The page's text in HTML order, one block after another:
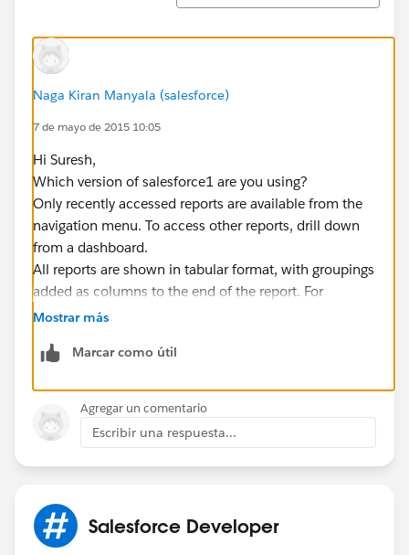
Naga Kiran Manyala (salesforce)
7 de mayo de 2015 10:05
Hi Suresh,
Which version of salesforce1 are you using?
Only recently accessed reports are available from the
navigation menu. To access other reports, drill down
from a dashboard.
All reports are shown in tabular format, with groupings
added as columns to the end of the report. For
example, on a summary report grouped by Industry
of the report. Reports with the joined format are not
Please follow the below link for more info
http://releasenotes.docs.salesforce.com/en-
us/spring15/release-
notes/rn_mobile_salesforce1_newfeat_s1reporting_re
Best Regards
Naga Kiran
Mostrar más
Marcar como útil
Agregar un comentario
Escribir una respuesta...
Salesforce Developer